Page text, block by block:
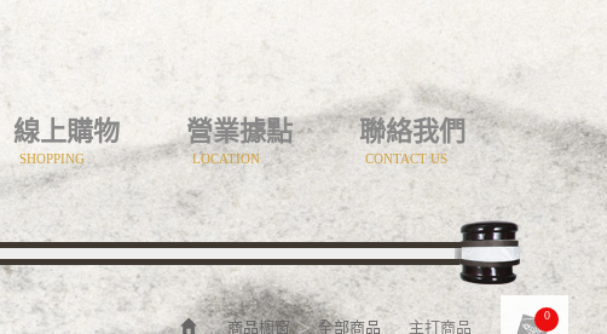
線上購物
SHOPPING
營業據點
LOCATION
聯絡我們
CONTACT US
商品櫥窗 全部商品 主打商品
0